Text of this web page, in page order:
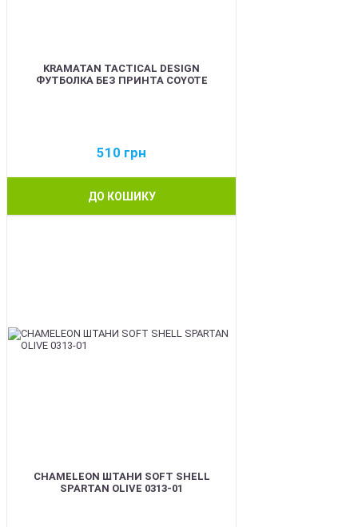
KRAMATAN TACTICAL DESIGN
ФУТБОЛКА БЕЗ ПРИНТА COYOTE
510 грн
ДО КОШИКУ
CHAMELEON ШТАНИ SOFT SHELL
SPARTAN OLIVE 0313-01